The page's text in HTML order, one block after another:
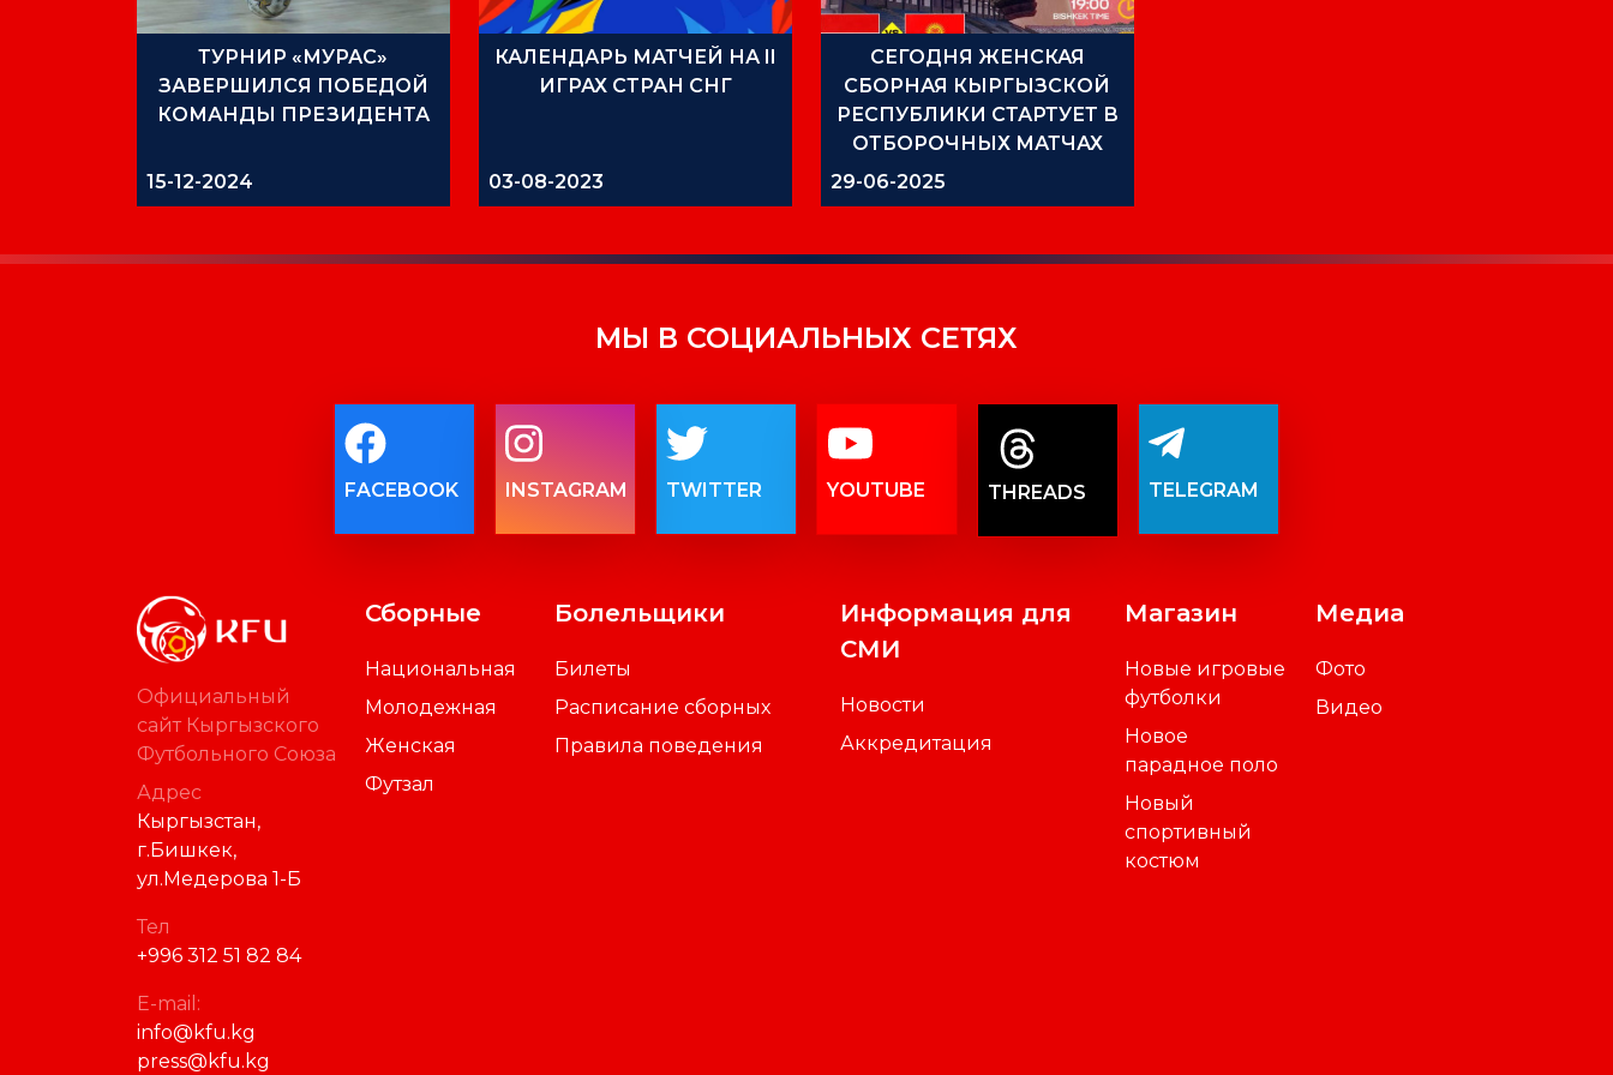
ТУРНИР «МУРАС»
ЗАВЕРШИЛСЯ ПОБЕДОЙ
КОМАНДЫ ПРЕЗИДЕНТА
15-12-2024
КАЛЕНДАРЬ МАТЧЕЙ НА II
ИГРАХ СТРАН СНГ
03-08-2023
СЕГОДНЯ ЖЕНСКАЯ
СБОРНАЯ КЫРГЫЗСКОЙ
РЕСПУБЛИКИ СТАРТУЕТ В
ОТБОРОЧНЫХ МАТЧАХ
КУБКА АЗИИ
29-06-2025
МЫ В СОЦИАЛЬНЫХ СЕТЯХ
FACEBOOK INSTAGRAM TWITTER YOUTUBE THREADS TELEGRAM
Официальный
сайт Кыргызского
Футбольного Союза
Адрес
Кыргызстан,
г.Бишкек,
ул.Медерова 1-Б
Тел
+996 312 51 82 84
E-mail:
info@kfu.kg
press@kfu.kg
Сборные
Национальная
Молодежная
Женская
Футзал
Болельщики
Билеты
Расписание сборных
Правила поведения
Информация для
СМИ
Новости
Аккредитация
Магазин
Новые игровые
футболки
Новое
парадное поло
Новый
спортивный
костюм
Медиа
Фото
Видео